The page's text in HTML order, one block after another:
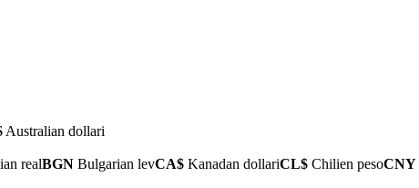
Australian dollari
realBGN Bulgarian levCA$ Kanadan dollariCL$ Chilien pesoCNY